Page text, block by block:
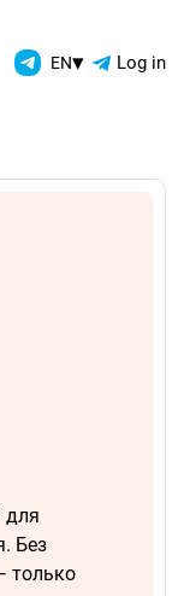
EN▾ Log in
для
Без
только